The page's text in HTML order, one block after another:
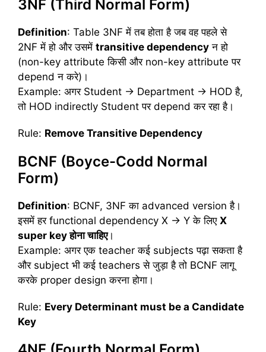
3NF (Third Normal Form)
Definition: Table 3NF में तब होता है जब वह पहले से
2NF में हो और उसमें transitive dependency न हो
(non-key attribute किसी और non-key attribute पर
depend न करे)।
Example: अगर Student → Department → HOD है,
तो HOD indirectly Student पर depend कर रहा है।
Rule: Remove Transitive Dependency
BCNF (Boyce-Codd Normal
Form)
Definition: BCNF, 3NF का advanced version है।
इसमें हर functional dependency X → Y के लिए X
super keyहोनाचाहिए।
Example: अगर एक teacher कई subjects पढ़ा सकता है
और subject भी कई teachers से जुड़ा है तो BCNF लागू
करके proper design करना होगा।
Rule: Every Determinant must be a Candidate
Key